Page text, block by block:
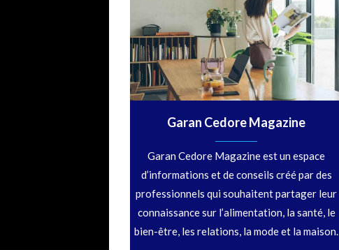
Garan Cedore Magazine
Garan Cedore Magazine est un espace
d’informations et de conseils créé par des
professionnels qui souhaitent partager leur
connaissance sur l’alimentation, la santé, le
bien-être, les relations, la mode et la maison.